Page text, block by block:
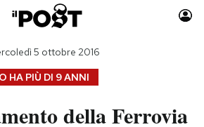
Auto
Moda
HA PIÙ DI 9 ANNI
5 ottobre 2016
della Ferrovia